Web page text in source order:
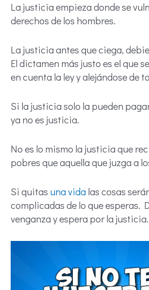
La justicia empieza donde se
derechos de los hombres.
La justicia antes que ciega,
El dictamen más justo es el que
en cuenta la ley y alejándose de
Si la justicia solo la pueden
ya no es justicia.
No es lo mismo la justicia que
pobres que aquella que juzga a
Si quitas una vida las cosas
complicadas de lo que esperas.
venganza y espera por la justicia.